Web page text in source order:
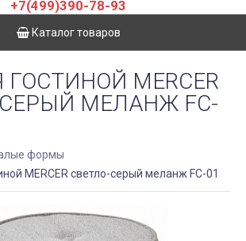
+7(499)390-78-93
Каталог товаров
MERCER
МЕЛАНЖ FC-
формы
MERCER светло-серый меланж FC-01